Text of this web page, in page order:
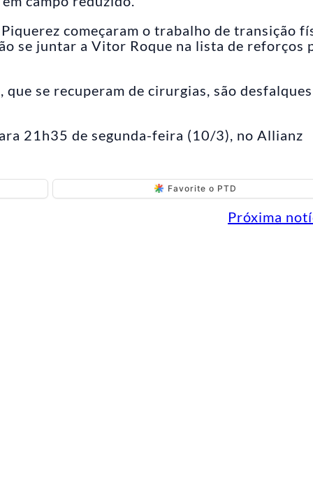
começaram o trabalho de transição
se juntar a Vitor Roque na lista de reforços
se recuperam de cirurgias, são desfalques
21h35 de segunda-feira (10/3), no Allianz
Favorite o PTD
Próxima